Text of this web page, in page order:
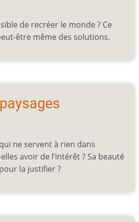
de recréer le monde ? Ce
être même des solutions.
ne servent à rien dans
avoir de l’intérêt ? Sa beauté
la justifier ?